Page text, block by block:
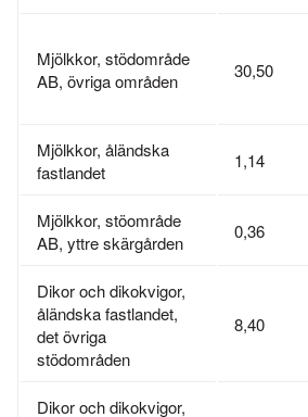
Mjölkkor, stödområde
AB, övriga områden
30,50
Mjölkkor, åländska
fastlandet
1,14
Mjölkkor, stöområde
AB, yttre skärgården
0,36
Dikor och dikokvigor,
åländska fastlandet,
det övriga
stödområden
8,40
Dikor och dikokvigor,